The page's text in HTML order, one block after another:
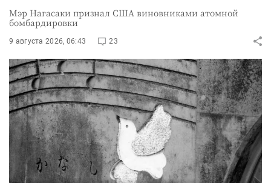
Мэр Нагасаки признал США виновниками атомной
бомбардировки
9 августа 2026, 06:43 23